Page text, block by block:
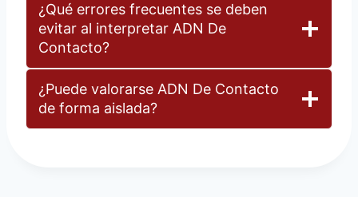
¿Qué errores frecuentes se deben
evitar al interpretar ADN De
Contacto?
¿Puede valorarse ADN De Contacto
de forma aislada?